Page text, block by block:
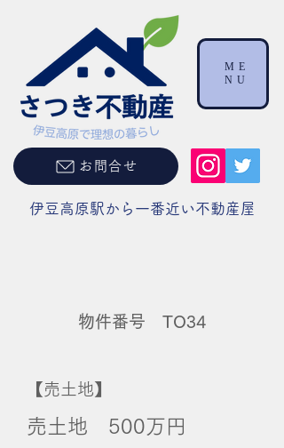
伊豆高原駅から一番近い不動産屋
お問合せ
ME
NU
物件番号 TO34
【売土地】
売土地 500万円